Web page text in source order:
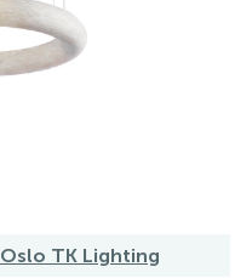
Oslo TK Lighting